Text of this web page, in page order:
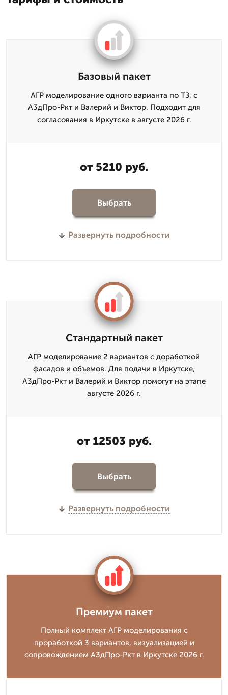
Базовый пакет
АГР моделирование одного варианта по ТЗ, с
А3дПро-Ркт и Валерий и Виктор. Подходит для
согласования в Иркутске в августе 2026 г.
от 5210 руб.
Выбрать
Развернуть подробности
Стандартный пакет
АГР моделирование 2 вариантов с доработкой
фасадов и объемов. Для подачи в Иркутске,
А3дПро-Ркт и Валерий и Виктор помогут на этапе
августе 2026 г.
от 12503 руб.
Выбрать
Развернуть подробности
Премиум пакет
Полный комплект АГР моделирования с
проработкой 3 вариантов, визуализацией и
сопровождением А3дПро-Ркт в Иркутске 2026 г.